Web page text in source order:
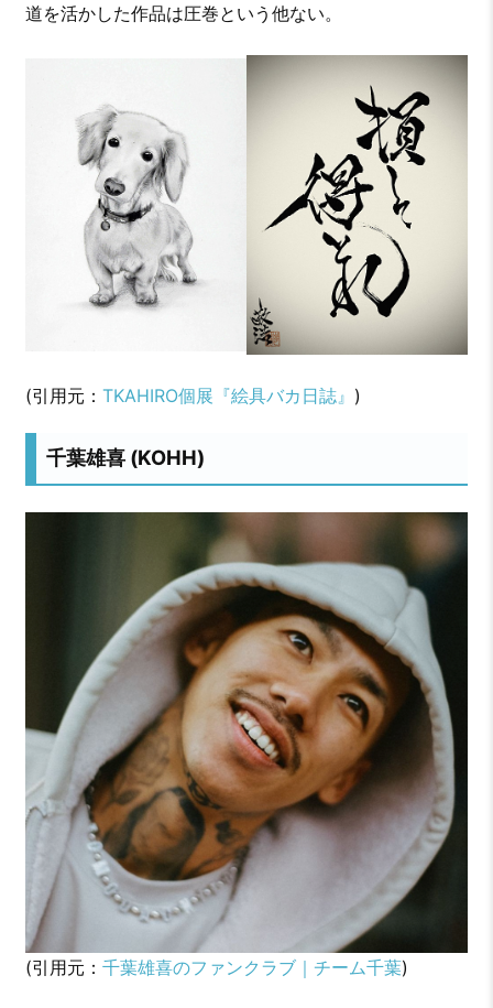
道を活かした作品は圧巻という他ない。
(引用元： TKAHIRO個展『絵具バカ日誌』 )
千葉雄喜 (KOHH)
(引用元： 千葉雄喜のファンクラブ｜チーム千葉)